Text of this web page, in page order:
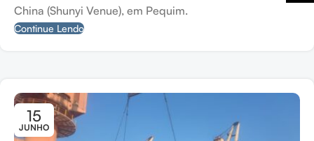
China (Shunyi Venue), em Pequim.
Continue Lendo
15
JUNHO